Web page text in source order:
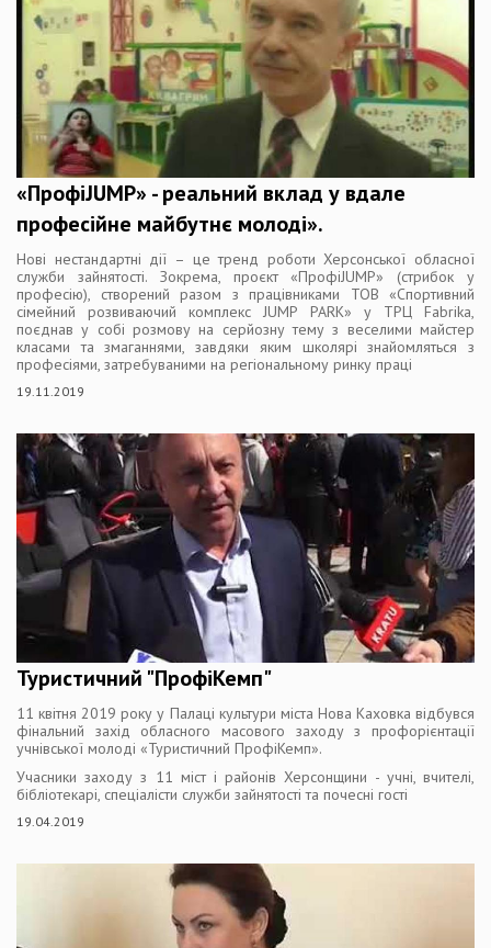
«ПрофіJUMP» - реальний вклад у вдале
професійне майбутнє молоді».
Нові нестандартні дії – це тренд роботи Херсонської обласної
служби зайнятості. Зокрема, проєкт «ПрофіJUMP» (стрибок у
професію), створений разом з працівниками ТОВ «Спортивний
сімейний розвиваючий комплекс JUMP PARK» у ТРЦ Fabrika,
поєднав у собі розмову на серйозну тему з веселими майстер
класами та змаганнями, завдяки яким школярі знайомляться з
професіями, затребуваними на регіональному ринку праці
19.11.2019
Туристичний "ПрофіКемп"
11 квітня 2019 року у Палаці культури міста Нова Каховка відбувся
фінальний захід обласного масового заходу з профорієнтації
учнівської молоді «Туристичний ПрофіКемп».
Учасники заходу з 11 міст і районів Херсонщини - учні, вчителі,
бібліотекарі, спеціалісти служби зайнятості та почесні гості
19.04.2019